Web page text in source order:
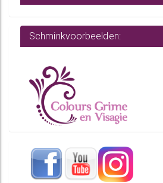
Schminkvoorbeelden: